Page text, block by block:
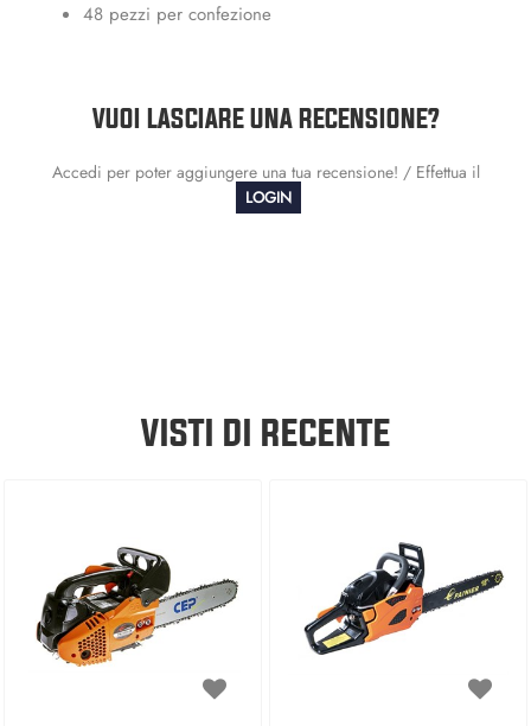
48 pezzi per confezione
VUOI LASCIARE UNA RECENSIONE?
Accedi per poter aggiungere una tua recensione! / Effettua il
LOGIN
VISTI DI RECENTE